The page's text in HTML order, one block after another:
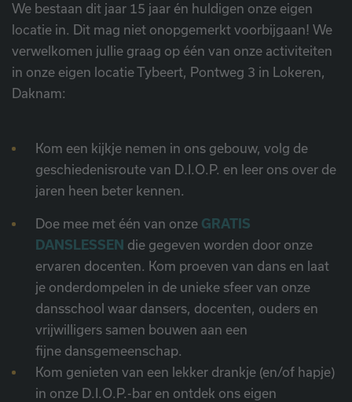
We bestaan dit jaar 15 jaar én huldigen onze eigen
locatie in. Dit mag niet onopgemerkt voorbijgaan! We
verwelkomen jullie graag op één van onze activiteiten
in onze eigen locatie Tybeert, Pontweg 3 in Lokeren,
Daknam:
Kom een kijkje nemen in ons gebouw, volg de
geschiedenisroute van D.I.O.P. en leer ons over de
jaren heen beter kennen.
Doe mee met één van onze GRATIS
DANSLESSEN die gegeven worden door onze
ervaren docenten. Kom proeven van dans en laat
je onderdompelen in de unieke sfeer van onze
dansschool waar dansers, docenten, ouders en
vrijwilligers samen bouwen aan een
fijne dansgemeenschap.
Kom genieten van een lekker drankje (en/of hapje)
in onze D.I.O.P.-bar en ontdek ons eigen